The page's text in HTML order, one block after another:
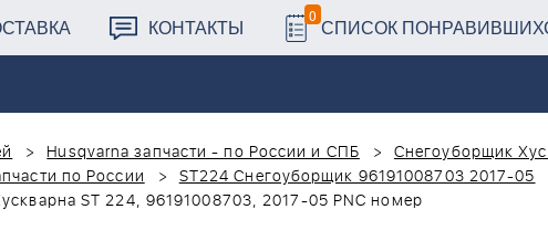
КОНТАКТЫ 0 СПИСОК
Husqvarna запчасти - по России и СПБ
Снегоуборщик
по России
ST224 Снегоуборщик 96191008703 2017-05
ST 224, 96191008703, 2017-05 PNC номер